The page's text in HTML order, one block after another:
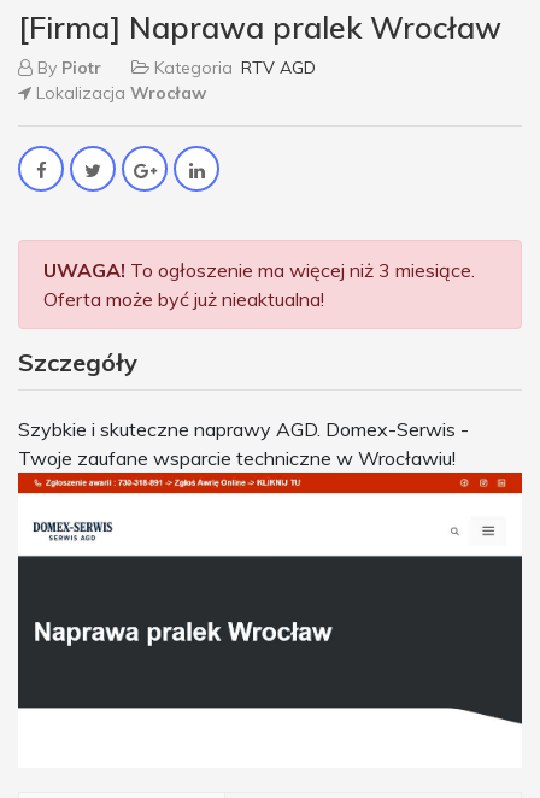
[Firma] Naprawa pralek Wrocław
By Piotr Kategoria RTV AGD
Lokalizacja Wrocław
UWAGA! To ogłoszenie ma więcej niż 3 miesiące.
Oferta może być już nieaktualna!
Szczegóły
Szybkie i skuteczne naprawy AGD. Domex-Serwis -
Twoje zaufane wsparcie techniczne w Wrocławiu!